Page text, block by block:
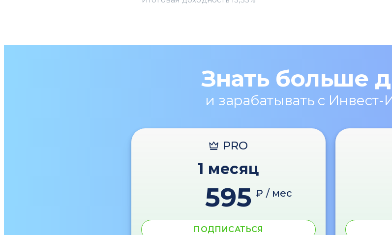
Знать больше
и зарабатывать с Инвест-
PRO
1 месяц
595 ₽ / мес
ПОДПИСАТЬСЯ